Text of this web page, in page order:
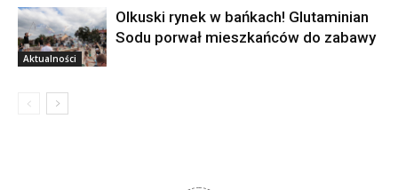
Aktualności
Olkuski rynek w bańkach! Glutaminian
Sodu porwał mieszkańców do zabawy